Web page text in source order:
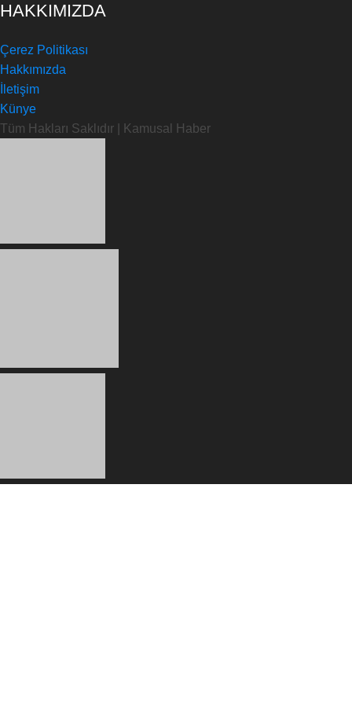
HAKKIMIZDA
Çerez Politikası
Hakkımızda
İletişim
Künye
Tüm Hakları Saklıdır | Kamusal Haber